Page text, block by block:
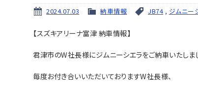
2024.07.03 納車情報 JB74 , ジムニー
【スズキアリーナ富津 納車情報】
君津市のW社長様にジムニーシエラをご納車いたしま
毎度お付き合いいただいておりますW社長様、